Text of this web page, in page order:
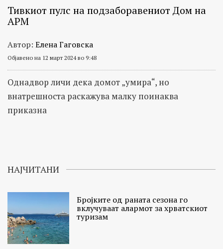
Тивкиот пулс на подзаборавениот Дом на
АРМ
Автор: Елена Гаговска
Објавено на 12 март 2024 во 9:48
Однадвор личи дека домот „умира“, но
внатрешноста раскажува малку поинаква
приказна
НАЈЧИТАНИ
Бројките од раната сезона го
вклучуваат алармот за хрватскиот
туризам